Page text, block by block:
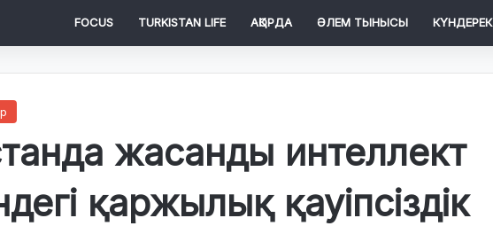
FOCUS TURKISTAN LIFE АҚОРДА ӘЛЕМ ТЫНЫСЫ КҮНДЕРЕК
жасанды интеллект
қаржылық қауіпсіздік